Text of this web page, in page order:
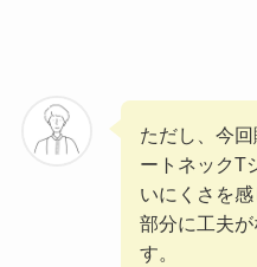
ただし、今
ートネックT
いにくさを
部分に工夫
す。